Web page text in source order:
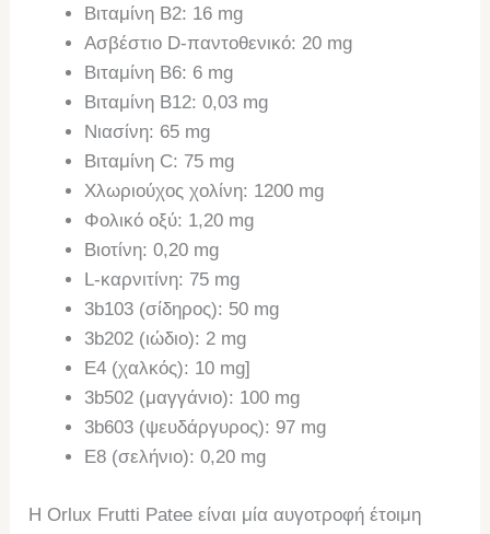
Βιταμίνη B2: 16 mg
Ασβέστιο D-παντοθενικό: 20 mg
Βιταμίνη B6: 6 mg
Βιταμίνη B12: 0,03 mg
Νιασίνη: 65 mg
Βιταμίνη C: 75 mg
Χλωριούχος χολίνη: 1200 mg
Φολικό οξύ: 1,20 mg
Βιοτίνη: 0,20 mg
L-καρνιτίνη: 75 mg
3b103 (σίδηρος): 50 mg
3b202 (ιώδιο): 2 mg
E4 (χαλκός): 10 mg]
3b502 (μαγγάνιο): 100 mg
3b603 (ψευδάργυρος): 97 mg
E8 (σελήνιο): 0,20 mg
Η Orlux Frutti Patee είναι μία αυγοτροφή έτοιμη